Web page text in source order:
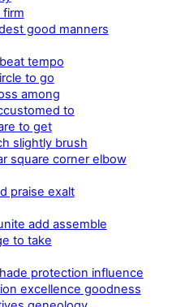
good manners
beat tempo
to go
among
to
to get
slightly brush
square corner elbow
praise exalt
add assemble
to take
protection influence
excellence goodness